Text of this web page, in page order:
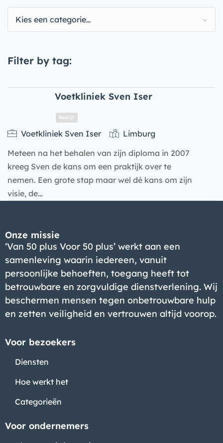
Kies een categorie…
Filter by tag:
Voetkliniek Sven Iser
Voetkliniek Sven Iser
Limburg
Meteen na het behalen van zijn diploma in 2007
kreeg Sven de kans om een praktijk over te
nemen. Een grote stap maar wel dé kans om zijn
visie, de…
Onze missie
‘Van 50 plus Voor 50 plus’ werkt aan een
samenleving waarin iedereen, vanuit
persoonlijke behoeften, toegang heeft tot
betrouwbare en zorgvuldige dienstverlening. Wij
beschermen mensen tegen onbetrouwbare hulp
en zetten veiligheid en vertrouwen altijd voorop.
Voor bezoekers
Diensten
Hoe werkt het
Categorieën
Voor ondernemers